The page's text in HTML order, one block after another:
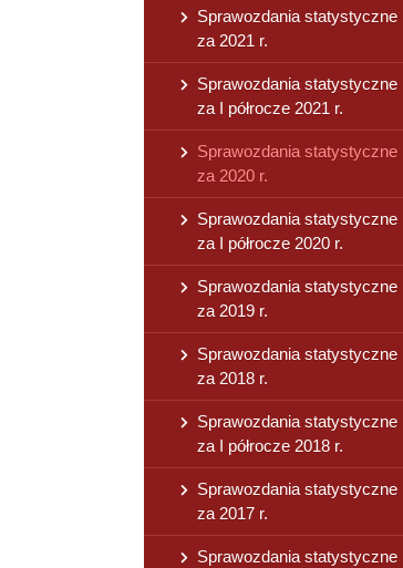
Sprawozdania statystyczne
za 2021 r.
Sprawozdania statystyczne
za I półrocze 2021 r.
Sprawozdania statystyczne
za 2020 r.
Sprawozdania statystyczne
za I półrocze 2020 r.
Sprawozdania statystyczne
za 2019 r.
Sprawozdania statystyczne
za 2018 r.
Sprawozdania statystyczne
za I półrocze 2018 r.
Sprawozdania statystyczne
za 2017 r.
Sprawozdania statystyczne